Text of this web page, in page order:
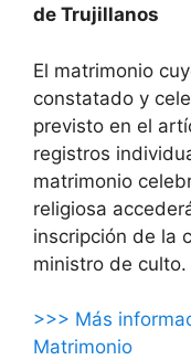
de Trujillanos
El matrimonio
constatado y
previsto en el
registros
matrimonio
religiosa
inscripción de la
ministro de culto.
>>> Más
Matrimonio